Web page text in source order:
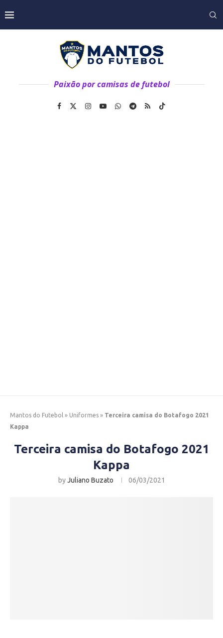
Paixão por camisas de futebol
Mantos do Futebol » Uniformes » Terceira camisa do Botafogo 2021
Kappa
Terceira camisa do Botafogo 2021
Kappa
byJuliano Buzato 06/03/2021